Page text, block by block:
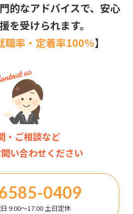
的なアドバイスで、安心
を受けられます。
職率・定着率100％】
・ご相談など
い合わせください
0409
9:00～17:00 土日定休